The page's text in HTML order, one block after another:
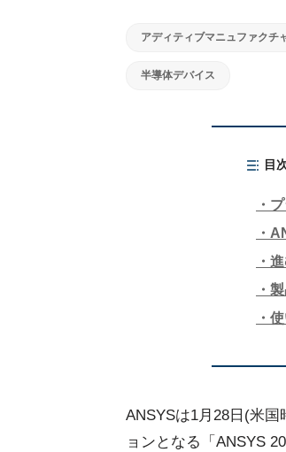
アディティブマニュファクチ
半導体デバイス
目
ANSYSは1月28日(米
ョンとなる「ANSYS